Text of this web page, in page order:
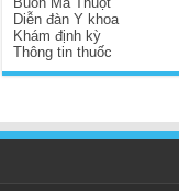
Diễn đàn Y khoa
Khám định kỳ
Thông tin thuốc